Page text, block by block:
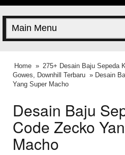
Home » 275+ Desain Baju Sepeda
Gowes, Downhill Terbaru » Desain
Yang Super Macho
Desain Baju
Code Zecko
Macho